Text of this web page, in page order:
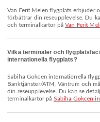
Van Ferit Melen flygplats erbjuder och många andra bekvämligheter som
förbättrar din reseupplevelse. Du
och terminalkartor påVan Ferit
Vilka terminaler och
internationella flygplats?
Sabiha Gokcen internationella flygplats erbjuder Biluthyrning,
Banktjänster/ATM, Väntrum och
din reseupplevelse. Du kan se
terminalkartor på Sabiha Gokcen